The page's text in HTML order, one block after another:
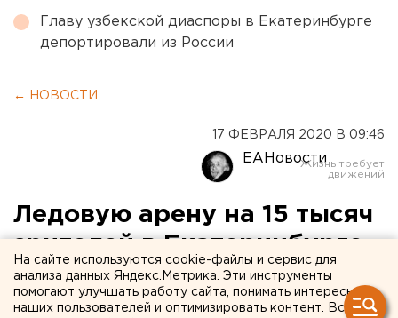
Главу узбекской диаспоры в Екатеринбурге
депортировали из России
← НОВОСТИ
17 ФЕВРАЛЯ 2020 В 09:46
ЕАНовости
Ледовую арену на 15 тысяч
зрителей в Екатеринбурге
строят с применением
разработки резидента
На сайте используются cookie-файлы и сервис для
анализа данных Яндекс.Метрика. Эти инструменты
помогают улучшать работу сайта, понимать интересы
наших пользователей и оптимизировать контент. Вся